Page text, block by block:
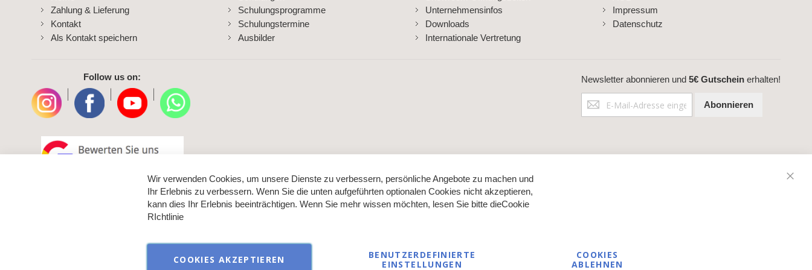
Zahlung & Lieferung
Kontakt
Als Kontakt speichern
Schulungsprogramme
Schulungstermine
Ausbilder
Unternehmensinfos
Downloads
Internationale Vertretung
Impressum
Datenschutz
Follow us on: Newsletter abonnieren und5€ Gutschein erhalten!
Anmeldung
zum
Abonnieren
Wir verwenden Cookies, um unsere Dienste zu verbessern, persönliche Angebote zu machen und
Ihr Erlebnis zu verbessern. Wenn Sie die unten aufgeführten optionalen Cookies nicht akzeptieren,
kann dies Ihr Erlebnis beeinträchtigen. Wenn Sie mehr wissen möchten, lesen Sie bitte dieCookie
RIchtlinie
COOKIES AKZEPTIEREN
BENUTZERDEFINIERTE
EINSTELLUNGEN
COOKIES
ABLEHNEN